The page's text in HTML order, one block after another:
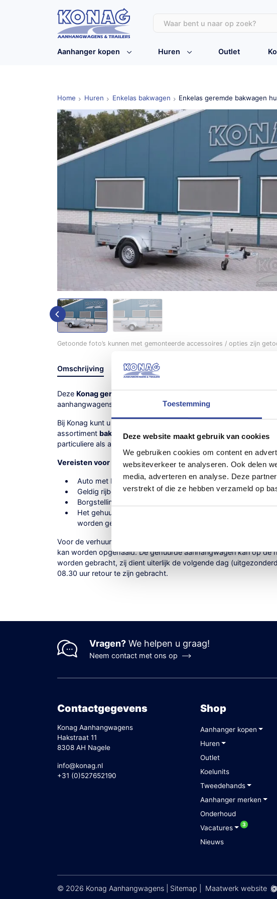
Toestemming
Deze website maakt gebruik van cookies
We gebruiken cookies om content en
websiteverkeer te analyseren. Ook delen
media, adverteren en analyse. Deze
verstrekt of die ze hebben verzameld op
Aanhanger kopen Huren Outlet
Home Huren Enkelas bakwagen Enkelas geremde bakwagen
Getoonde foto’s kunnen met gemonteerde accessoires / opties zijn
Omschrijving Specificaties
Deze Konag geremde enkelas bakwagen
aanhangwagens uit het huurassortiment.
Bij Konag kunt u terecht voor het huren van een breed
assortiment bakaanhangwagensvan het merk Konag. Wij
particuliere als aan zakelijke gebruikers.
Vereisten voor het huren van een aanhangwagen:
Auto met Nederlands kenteken
Geldig rijbewijs en pinpas
Borgstelling € 150,- contant, bij ophalen aanhangwagen
Het gehuurde object dient gereinigd en zonder
worden geretourneerd
Voor de verhuur hanteren we, dat de gehuurde aanhangwagen
kan worden opgehaald. De gehuurde aanhangwagen kan op de
worden gebracht, zij dient uiterlijk de volgende dag
08.30 uur retour te zijn gebracht.
Vragen? We helpen u graag!
Neem contact met ons op
Contactgegevens
Konag Aanhangwagens
Hakstraat 11
8308 AH Nagele
info@konag.nl
+31 (0)527652190
Shop
Aanhanger kopen
Huren
Outlet
Koelunits
Tweedehands
Aanhanger merken
Onderhoud
Vacatures
3
Nieuws
© 2026 Konag Aanhangwagens | Sitemap Maatwerk website